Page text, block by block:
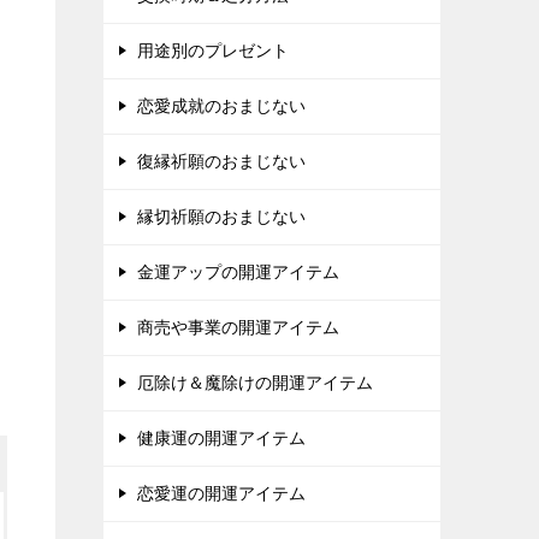
用途別のプレゼント
恋愛成就のおまじない
復縁祈願のおまじない
縁切祈願のおまじない
金運アップの開運アイテム
商売や事業の開運アイテム
厄除け＆魔除けの開運アイテム
健康運の開運アイテム
恋愛運の開運アイテム